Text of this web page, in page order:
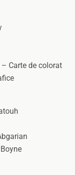
Carte de colorat